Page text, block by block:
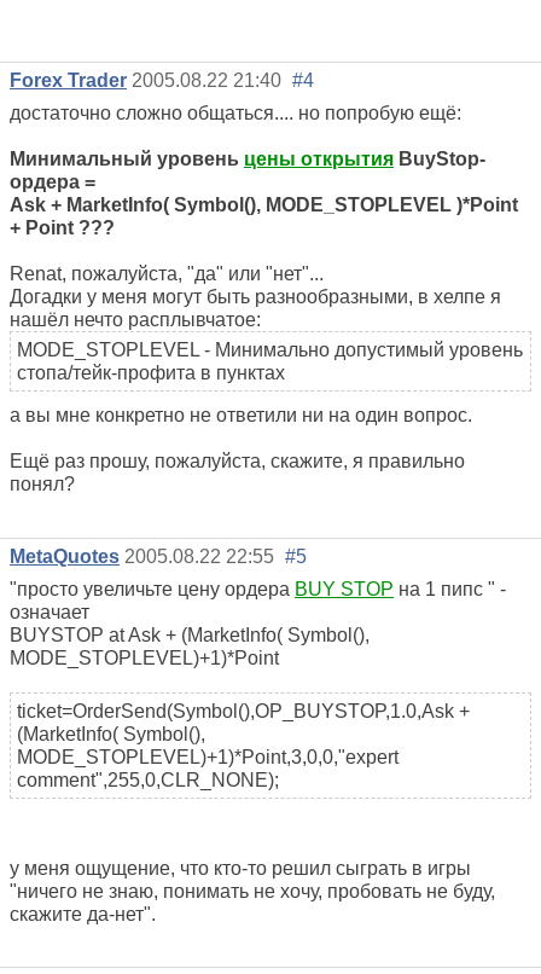
Forex Trader 2005.08.22 21:40 #4
достаточно сложно общаться.... но попробую ещё:
Минимальный уровень цены открытия BuyStop-
ордера =
Ask + MarketInfo( Symbol(), MODE_STOPLEVEL )*Point
+ Point ???
Renat, пожалуйста, "да" или "нет"...
Догадки у меня могут быть разнообразными, в хелпе я
нашёл нечто расплывчатое:
MODE_STOPLEVEL - Минимально допустимый уровень
стопа/тейк-профита в пунктах
а вы мне конкретно не ответили ни на один вопрос.
Ещё раз прошу, пожалуйста, скажите, я правильно
понял?
MetaQuotes 2005.08.22 22:55 #5
"просто увеличьте цену ордера BUY STOP на 1 пипс " -
означает
BUYSTOP at Ask + (MarketInfo( Symbol(),
MODE_STOPLEVEL)+1)*Point
ticket=OrderSend(Symbol(),OP_BUYSTOP,1.0,Ask +
(MarketInfo( Symbol(),
MODE_STOPLEVEL)+1)*Point,3,0,0,"expert
comment",255,0,CLR_NONE);
у меня ощущение, что кто-то решил сыграть в игры
"ничего не знаю, понимать не хочу, пробовать не буду,
скажите да-нет".